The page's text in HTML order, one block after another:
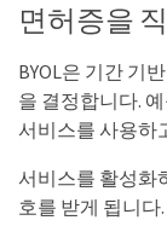
면허증을
BYOL은 기간 기
을 결정합니다.
서비스를 사용하
서비스를 활성화
호를 받게 됩니